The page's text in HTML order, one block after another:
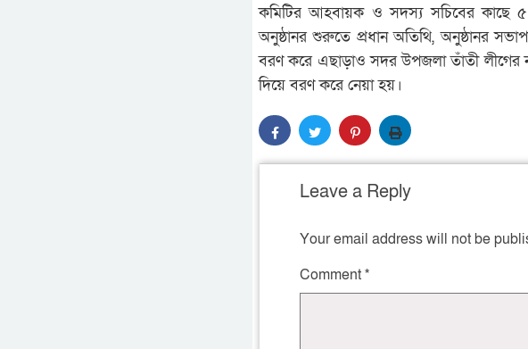
কমিটির আহবায়ক ও সদস্য সচিবের কাছে
অনুষ্ঠানর শুরুতে প্রধান অতিথি, অনুষ্ঠানর
বরণ করে এছাড়াও সদর উপজলা তাঁতী
দিয়ে বরণ করে নেয়া হয়।
Leave a Reply
Your email address will not be
Comment*